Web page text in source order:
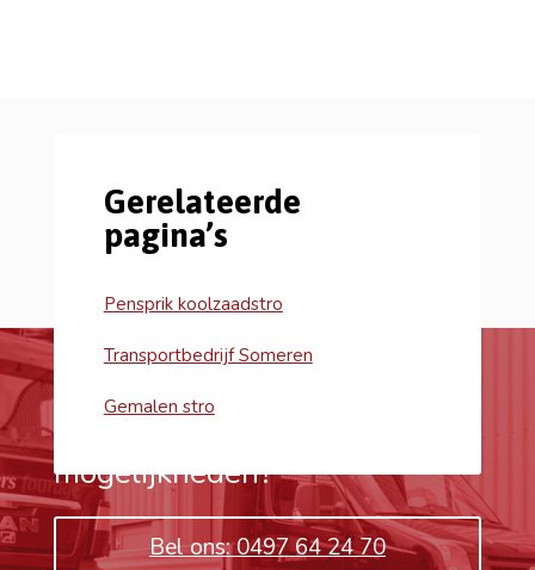
Gerelateerde
pagina’s
Pensprik koolzaadstro
Transportbedrijf Someren
Gemalen stro
Wil je meer weten over de
mogelijkheden?
Bel ons: 0497 64 24 70